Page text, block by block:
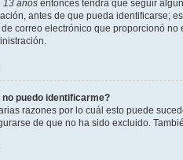
13 años entonces tendrá que seguir
antes de que pueda identificarse;
correo electrónico que proporcionó
no puedo identificarme?
razones por lo cuál esto puede
de que no ha sido excluido.